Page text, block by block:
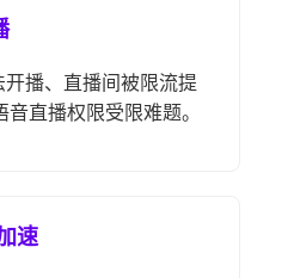
播、直播间被限流提
音直播权限受限难题。
速